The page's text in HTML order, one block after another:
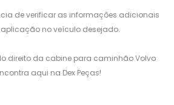
de verificar as informações adicionais
no veículo desejado.
direito da cabine para caminhão Volvo
aqui na Dex Peças!